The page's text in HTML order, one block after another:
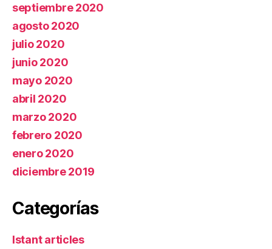
septiembre 2020
agosto 2020
julio 2020
junio 2020
mayo 2020
abril 2020
marzo 2020
febrero 2020
enero 2020
diciembre 2019
Categorías
Istant articles